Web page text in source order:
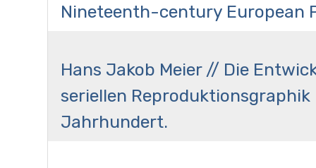
Nineteenth-century European
Hans Jakob Meier // Die
seriellen Reproduktionsgraphik
Jahrhundert.